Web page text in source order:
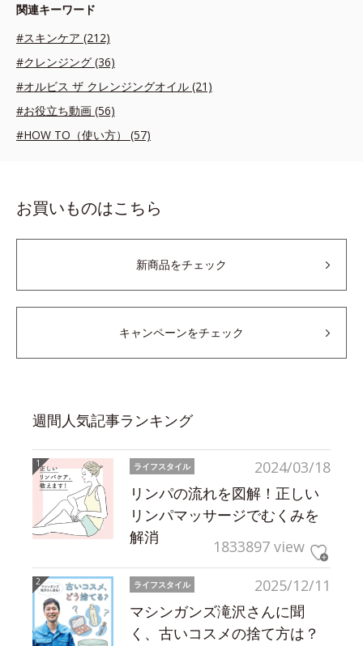
関連キーワード
#スキンケア (212)
#クレンジング (36)
#オルビス ザ クレンジングオイル (21)
#お役立ち動画 (56)
#HOW TO（使い方） (57)
お買いものはこちら
新商品をチェック
キャンペーンをチェック
週間人気記事ランキング
2024/03/18
ライフスタイル
リンパの流れを図解！正しい
リンパマッサージでむくみを
解消
1833897 view
2025/12/11
ライフスタイル
マシンガンズ滝沢さんに聞
く、古いコスメの捨て方は？